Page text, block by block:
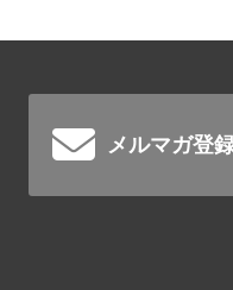
メルマガ登